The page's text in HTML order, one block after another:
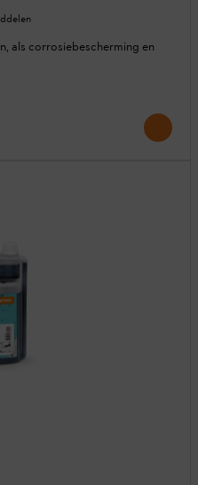
als corrosiebescherming en